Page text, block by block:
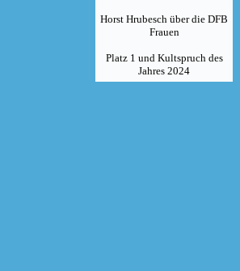
Horst Hrubesch über die DFB
Frauen
Platz 1 und Kultspruch des
Jahres 2024